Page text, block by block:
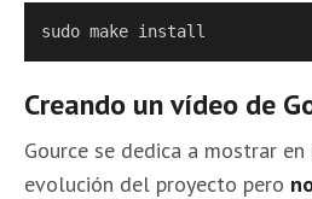
sudo make install
Creando un vídeo de
Gource se dedica a mostrar
evolución del proyecto pero